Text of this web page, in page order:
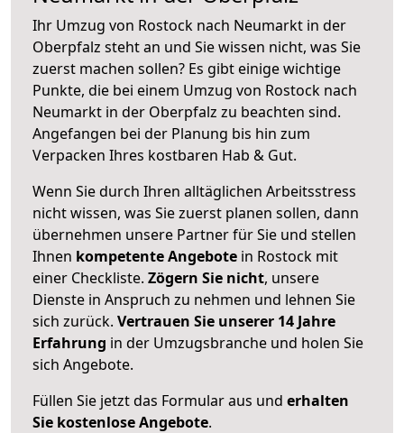
Ihr Umzug von Rostock nach Neumarkt in der
Oberpfalz steht an und Sie wissen nicht, was Sie
zuerst machen sollen? Es gibt einige wichtige
Punkte, die bei einem Umzug von Rostock nach
Neumarkt in der Oberpfalz zu beachten sind.
Angefangen bei der Planung bis hin zum
Verpacken Ihres kostbaren Hab & Gut.
Wenn Sie durch Ihren alltäglichen Arbeitsstress
nicht wissen, was Sie zuerst planen sollen, dann
übernehmen unsere Partner für Sie und stellen
Ihnen kompetente Angebote in Rostock mit
einer Checkliste. Zögern Sie nicht, unsere
Dienste in Anspruch zu nehmen und lehnen Sie
sich zurück. Vertrauen Sie unserer 14 Jahre
Erfahrung in der Umzugsbranche und holen Sie
sich Angebote.
Füllen Sie jetzt das Formular aus und erhalten
Sie kostenlose Angebote.